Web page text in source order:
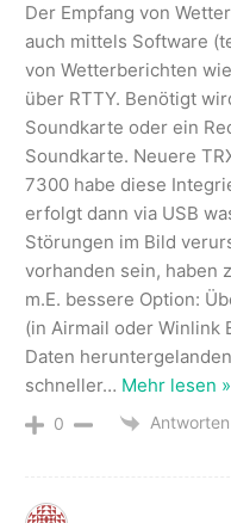
Der Empfang von
auch mittels Software
von Wetterberichten
über RTTY. Benötigt
Soundkarte oder ein
Soundkarte. Neuere
7300 habe diese
erfolgt dann via USB
Störungen im Bild
vorhanden sein, haben
m.E. bessere Option:
(in Airmail oder Winlink
Daten
schneller… Mehr lesen »
0 Antworten